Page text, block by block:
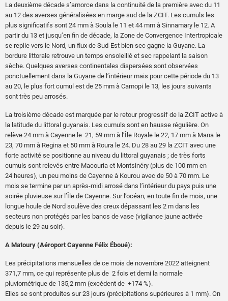
La deuxième décade s’amorce dans la continuité de la première avec du 11
au 12 des averses généralisées en marge sud de la ZCIT. Les cumuls les
plus significatifs sont 24 mm à Soula le 11 et 44 mm à Sinnamary le 12. A
partir du 13 et jusqu’en fin de décade, la Zone de Convergence Intertropicale
se replie vers le Nord, un flux de Sud-Est bien sec gagne la Guyane. La
bordure littorale retrouve un temps ensoleillé et sec rappelant la saison
sèche. Quelques averses continentales dispersées sont observées
ponctuellement dans la Guyane de l’intérieur mais pour cette période du 13
au 20, le plus fort cumul est de 25 mm à Camopi le 13, les jours suivants
sont très peu arrosés.
La troisième décade est marquée par le retour progressif de la ZCIT active à
la latitude du littoral guyanais. Les cumuls sont en hausse régulière. On
relève 24 mm à Cayenne le 21, 59 mm à l’Île Royale le 22, 17 mm à Mana le
23, 70 mm à Regina et 50 mm à Roura le 24. Du 28 au 29 la ZCIT avec une
forte activité se positionne au niveau du littoral guyanais ; de très forts
cumuls sont relevés entre Macouria et Montsinéry (plus de 100 mm en
24 heures), un peu moins de Cayenne à Kourou avec de 50 à 70 mm. Le
mois se termine par un après-midi arrosé dans l’intérieur du pays puis une
soirée pluvieuse sur l’Île de Cayenne. Sur l’océan, en toute fin de mois, une
longue houle de Nord soulève des creux dépassant les 2 m dans les
secteurs non protégés par les bancs de vase (vigilance jaune activée
depuis le 29 au soir).
A Matoury (Aéroport Cayenne Félix Éboué):
Les précipitations mensuelles de ce mois de novembre 2022 atteignent
371,7 mm, ce qui représente plus de 2 fois et demi la normale
pluviométrique de 135,2 mm (excédent de +174 %).
Elles se sont produites sur 23 jours (précipitations supérieures à 1 mm). On